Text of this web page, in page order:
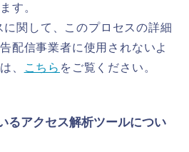
す。
関して、このプロセスの詳細
配信事業者に使用されないよ
、
こちら をご覧ください。
るアクセス解析ツールについ